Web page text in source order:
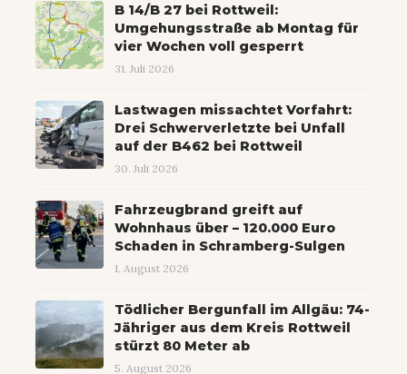
B 14/B 27 bei Rottweil:
Umgehungsstraße ab Montag für
vier Wochen voll gesperrt
31. Juli 2026
Lastwagen missachtet Vorfahrt:
Drei Schwerverletzte bei Unfall
auf der B462 bei Rottweil
30. Juli 2026
Fahrzeugbrand greift auf
Wohnhaus über – 120.000 Euro
Schaden in Schramberg-Sulgen
1. August 2026
Tödlicher Bergunfall im Allgäu: 74-
Jähriger aus dem Kreis Rottweil
stürzt 80 Meter ab
5. August 2026